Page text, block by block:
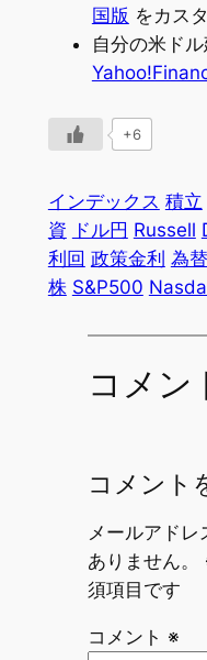
国版 をカス
自分の米ド
+6
インデックス 積立
資 ドル円 Russell
利回 政策金利 為替
株 S&P500
コメン
コメント
メールアド
ありません。
須項目です
コメント ※